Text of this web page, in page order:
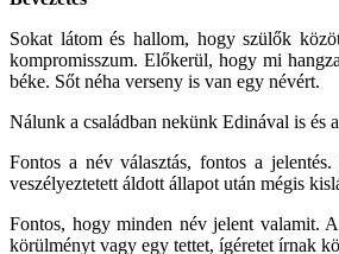
Sokat látom és hallom, hogy szülők
kompromisszum. Előkerül, hogy mi
béke. Sőt néha verseny is van egy névért.
Nálunk a családban nekünk Edinával is és
Fontos a név választás, fontos a
veszélyeztetett áldott állapot után mégis
Fontos, hogy minden név jelent valamit.
körülményt vagy egy tettet, ígéretet írnak